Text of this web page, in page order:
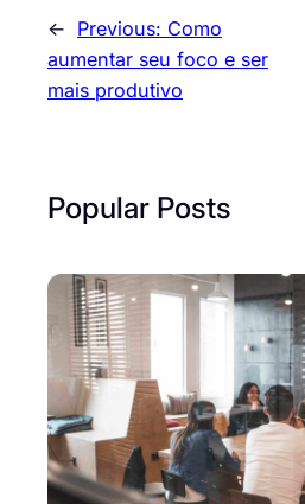
← Previous: Como
aumentar seu foco e ser
mais produtivo
Popular Posts